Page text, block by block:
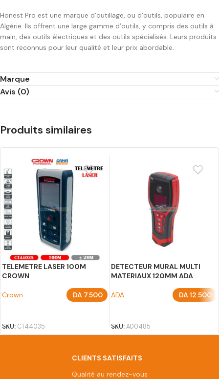
Honest Pro est une marque d’outillage, ou d’outils, populaire en
Algérie. Ils offrent une large gamme d’outils, y compris des outils à
main, des outils électriques et des outils spécialisés. Leurs produits
sont reconnus pour leur qualité et leur prix abordable.
Marque
Avis (0)
Produits similaires
TELEMETRE LASER 100M
CROWN
Crown DA 7.500
SKU: CT44035
DETECTEUR MURAL MULTI
MATERIAUX 120MM ADA
ADA DA12.500
SKU:A00485
CLIENTS SATISFAITS
Qualité au rendez-vous